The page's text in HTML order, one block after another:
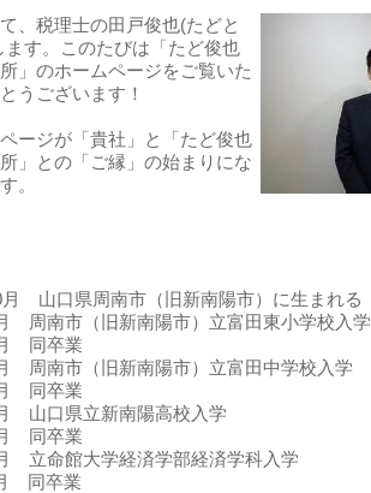
、税理士の田戸俊也(たどと
ます。このたびは「たど俊也
」のホームページをご覧いた
うございます！
ージが「貴社」と「たど俊也
」との「ご縁」の始まりにな
。
月 山口県周南市（旧新南陽市）に生まれる
周南市（旧新南陽市）立富田東小学校入学
同卒業
周南市（旧新南陽市）立富田中学校入学
同卒業
山口県立新南陽高校入学
同卒業
立命館大学経済学部経済学科入学
同卒業